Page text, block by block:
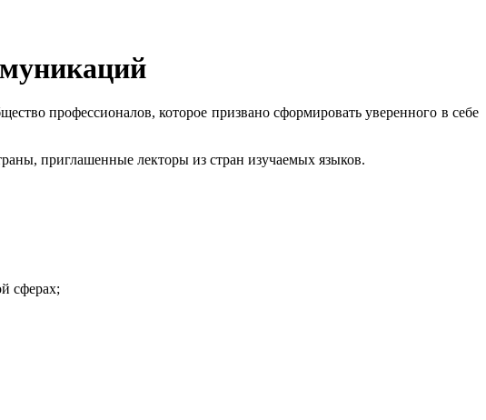
профессионалов, которое призвано сформировать уверенного в себе
приглашенные лекторы из стран изучаемых языков.
сферах;